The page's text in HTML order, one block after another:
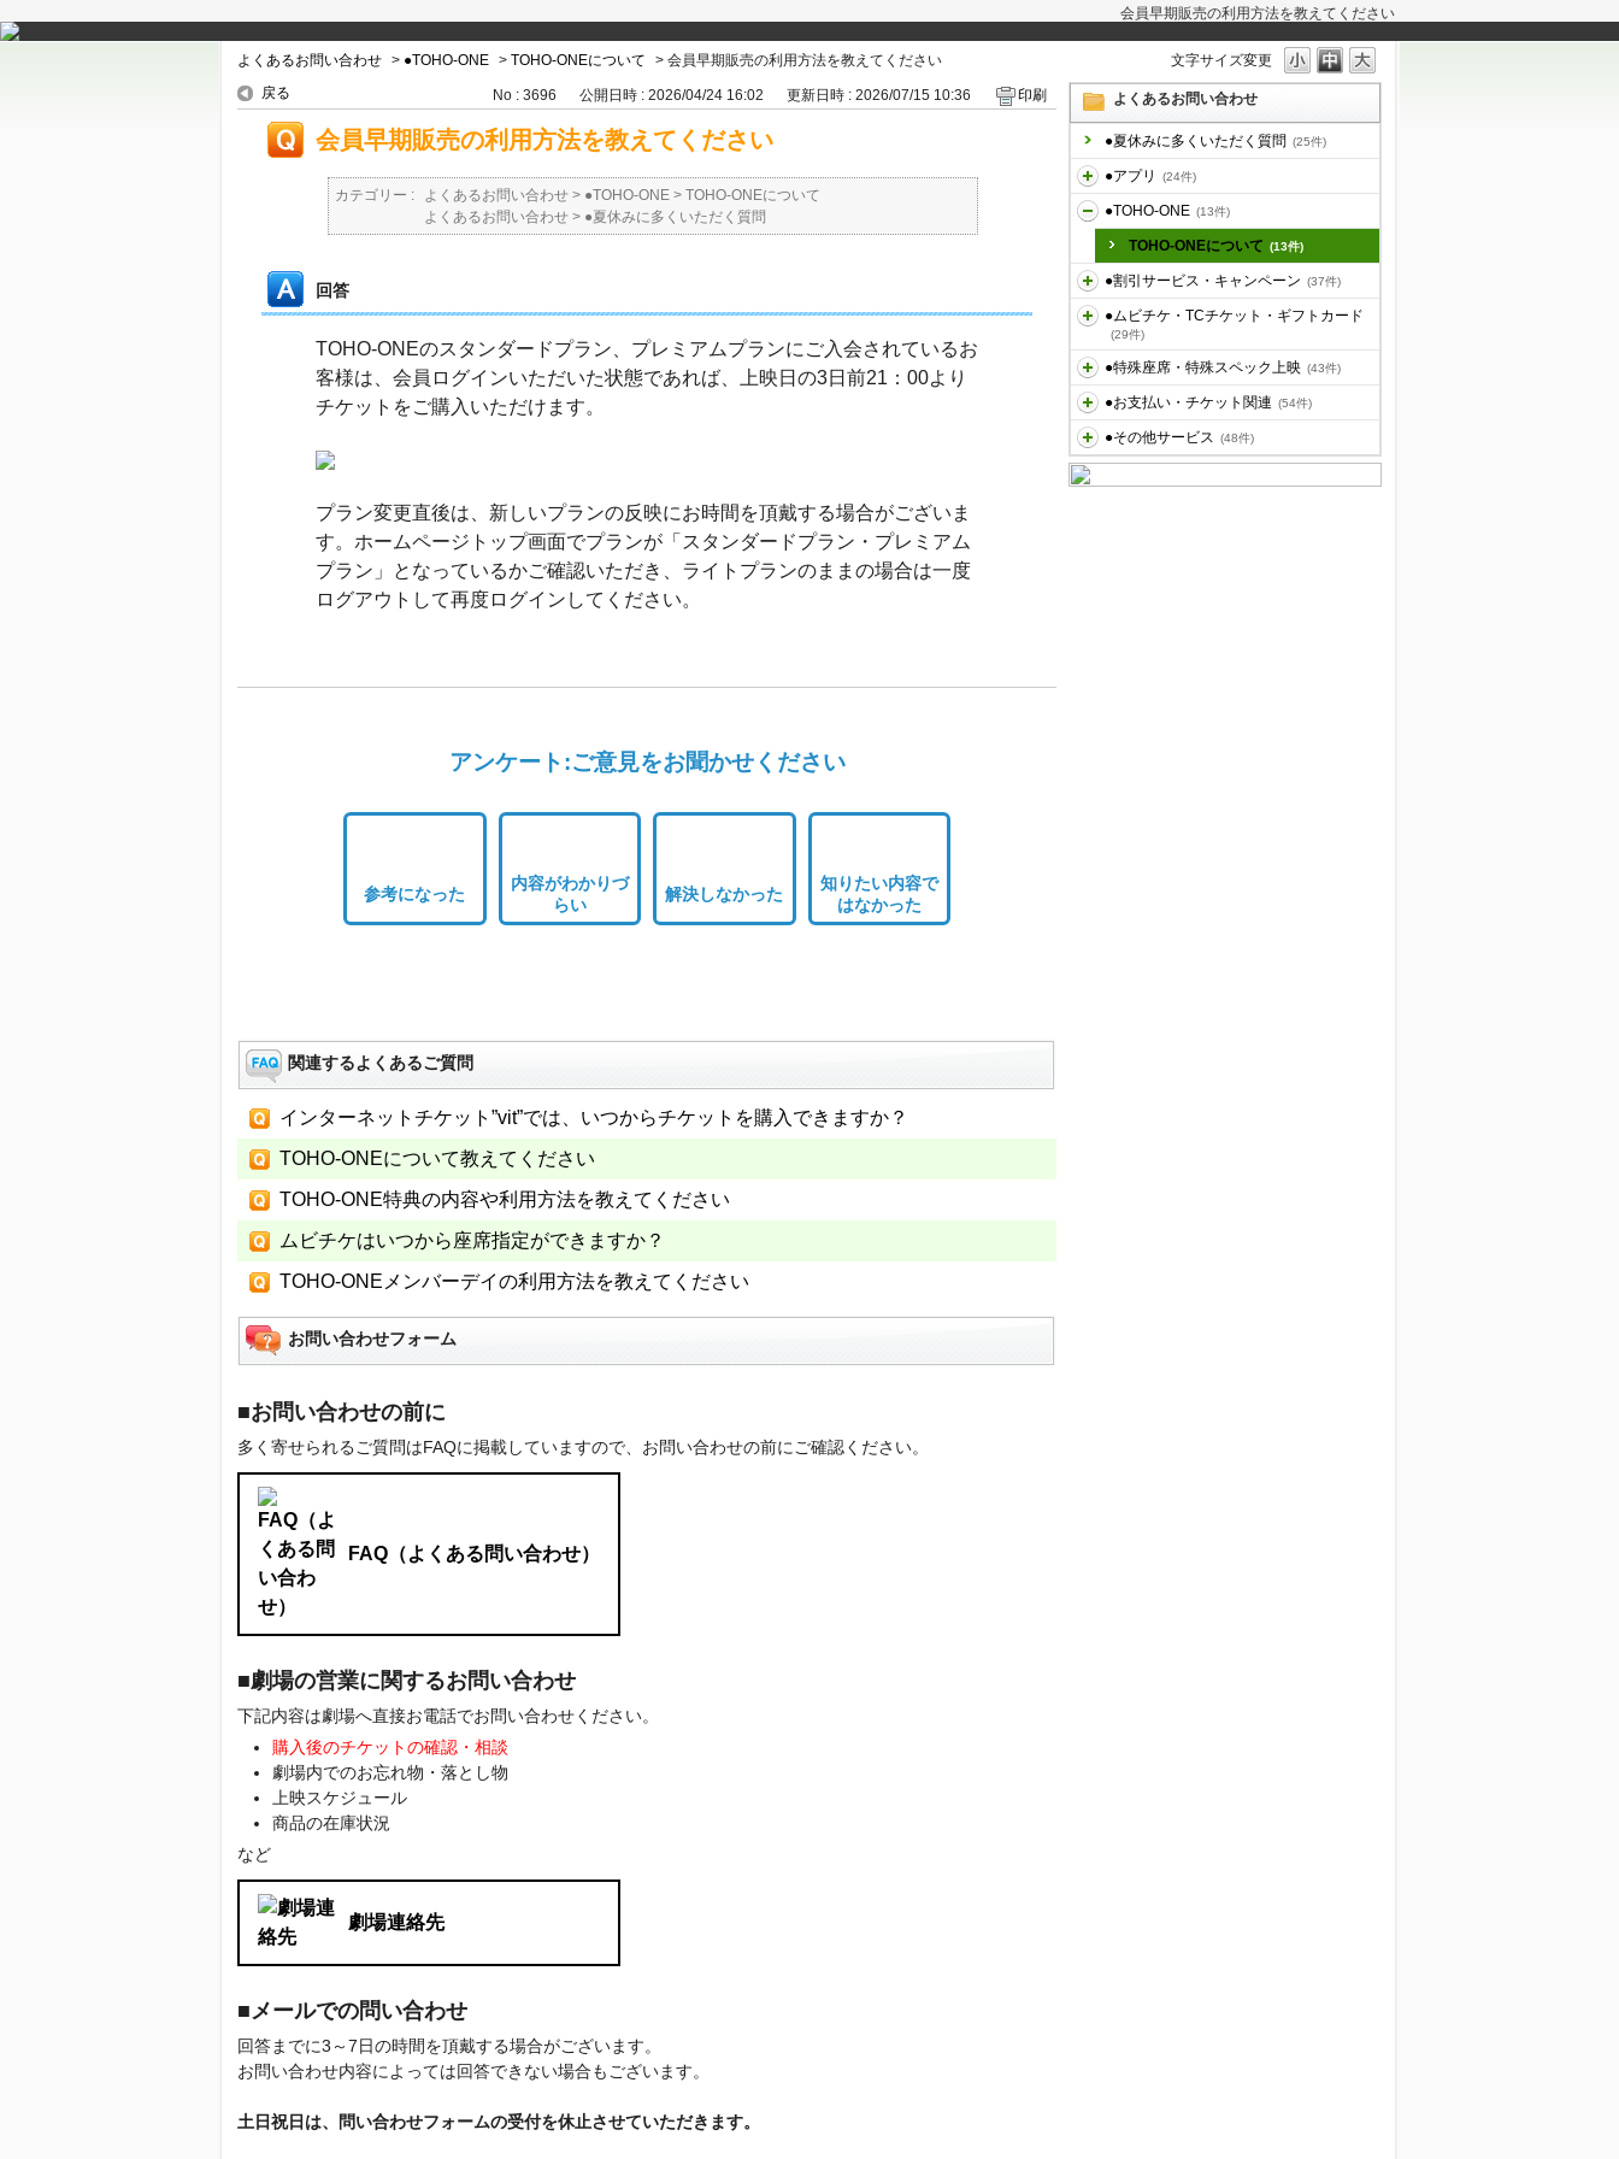
会員早期販売の利用方法を教えてください
文字サイズ変更
よくあるお問い合わせ > ●TOHO-ONE > TOHO-ONEについて > 会員早期販売の利用方法を教えてください
よくあるお問い合わせ
●夏休みに多くいただく質問 (25件)
●アプリ (24件)
●TOHO-ONE (13件)
TOHO-ONEについて (13件)
●割引サービス・キャンペーン (37件)
●ムビチケ・TCチケット・ギフトカード
(29件)
●特殊座席・特殊スペック上映 (43件)
●お支払い・チケット関連 (54件)
●その他サービス (48件)
戻る No : 3696 公開日時 : 2026/04/24 16:02 更新日時 : 2026/07/15 10:36 印刷
会員早期販売の利用方法を教えてください
カテゴリー : よくあるお問い合わせ > ●TOHO-ONE > TOHO-ONEについて
よくあるお問い合わせ > ●夏休みに多くいただく質問
回答
TOHO-ONEのスタンダードプラン、プレミアムプランにご入会されているお
客様は、会員ログインいただいた状態であれば、上映日の3日前21：00より
チケットをご購入いただけます。
プラン変更直後は、新しいプランの反映にお時間を頂戴する場合がございま
す。ホームページトップ画面でプランが「スタンダードプラン・プレミアム
プラン」となっているかご確認いただき、ライトプランのままの場合は一度
ログアウトして再度ログインしてください。
アンケート:ご意見をお聞かせください
参考になった
内容がわかりづ
らい
解決しなかった
知りたい内容で
はなかった
関連するよくあるご質問
インターネットチケット”vit”では、いつからチケットを購入できますか？
TOHO-ONEについて教えてください
TOHO-ONE特典の内容や利用方法を教えてください
ムビチケはいつから座席指定ができますか？
TOHO-ONEメンバーデイの利用方法を教えてください
お問い合わせフォーム
■お問い合わせの前に
多く寄せられるご質問はFAQに掲載していますので、お問い合わせの前にご確認ください。
FAQ（よくある問い合わせ）
■劇場の営業に関するお問い合わせ
下記内容は劇場へ直接お電話でお問い合わせください。
購入後のチケットの確認・相談
劇場内でのお忘れ物・落とし物
上映スケジュール
商品の在庫状況
など
劇場連絡先
■メールでの問い合わせ
回答までに3～7日の時間を頂戴する場合がございます。
お問い合わせ内容によっては回答できない場合もございます。
土日祝日は、問い合わせフォームの受付を休止させていただきます。